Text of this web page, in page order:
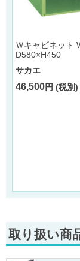
Ｗキャビネット
D580×H450
サカエ
46,500円 (税別)
取り扱い商